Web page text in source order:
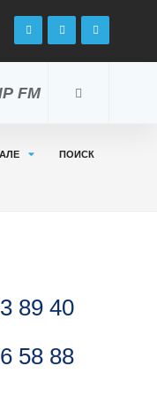
FM
ПОИСК
89 40
58 88